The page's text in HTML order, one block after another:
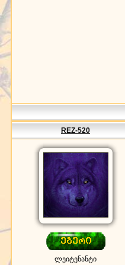
REZ-520
ლეიტენანტი